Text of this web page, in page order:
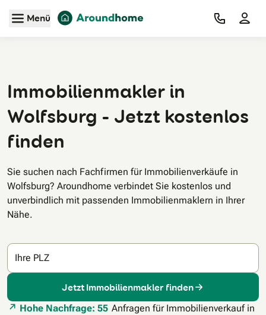
Zum Hauptinhalt
Menü
Immobilienmakler in
Wolfsburg - Jetzt kostenlos
finden
Sie suchen nach Fachfirmen für Immobilienverkäufe in
Wolfsburg? Aroundhome verbindet Sie kostenlos und
unverbindlich mit passenden Immobilienmaklern in Ihrer
Nähe.
Ihre PLZ
Jetzt Immobilienmakler finden
Hohe Nachfrage: 55 Anfragen für Immobilienverkauf in